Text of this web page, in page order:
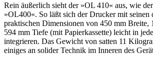
Rein äußerlich sieht der »OL 410« aus, wie
»OL400«. So läßt sich der Drucker mit seinen
praktischen Dimensionen von 450 mm Breite,
594 mm Tiefe (mit Papierkassette) leicht in
integrieren. Das Gewicht von satten 11
einiges an solider Technik im Inneren des